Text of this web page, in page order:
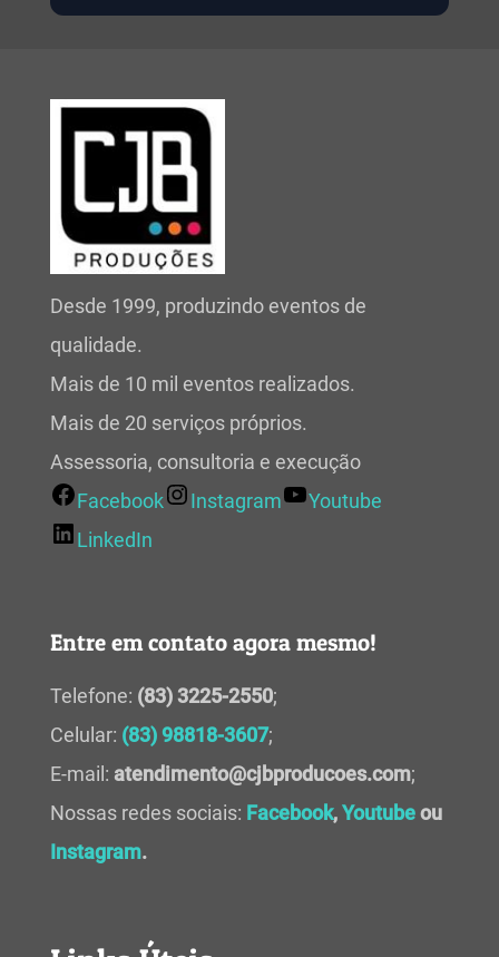
Desde 1999, produzindo eventos de
qualidade.
Mais de 10 mil eventos realizados.
Mais de 20 serviços próprios.
Assessoria, consultoria e execução
Facebook
Instagram
Youtube
LinkedIn
Entre em contato agora mesmo!
Telefone: (83) 3225-2550;
Celular: (83) 98818-3607;
E-mail: atendimento@cjbproducoes.com;
Nossas redes sociais: Facebook,Youtubeou
Instagram.